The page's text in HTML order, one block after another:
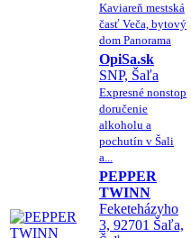
Kaviareň mestská
časť Veča, bytový
dom Panorama
OpiSa.sk
SNP, Šaľa
Expresné nonstop
doručenie
alkoholu a
pochutín v Šali
a...
PEPPER
TWINN
Feketeházyho
3, 92701 Šaľa,